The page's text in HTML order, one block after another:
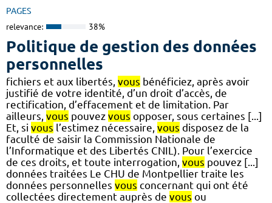
PAGES
relevance: 38%
Politique de gestion des données
personnelles
fichiers et aux libertés, vous bénéficiez, après avoir
justifié de votre identité, d’un droit d’accès, de
rectification, d’effacement et de limitation. Par
ailleurs, vous pouvez vous opposer, sous certaines [...]
Et, si vous l’estimez nécessaire, vous disposez de la
faculté de saisir la Commission Nationale de
l’Informatique et des Libertés CNIL). Pour l’exercice
de ces droits, et toute interrogation, vous pouvez [...]
données traitées Le CHU de Montpellier traite les
données personnelles vous concernant qui ont été
collectées directement auprès de vous ou